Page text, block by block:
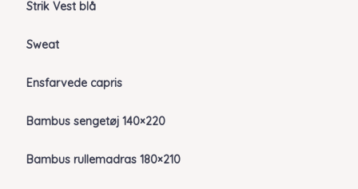
Strik Vest blå
Sweat
Ensfarvede capris
Bambus sengetøj 140×220
Bambus rullemadras 180×210